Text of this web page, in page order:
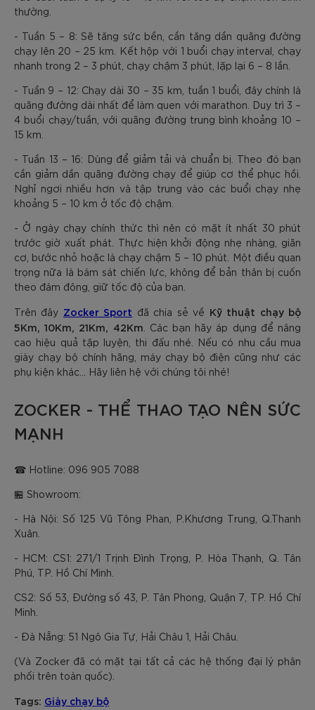
thường.
- Tuần 5 – 8: Sẽ tăng sức bền, cần tăng dần quãng đường
chạy lên 20 – 25 km. Kết hộp với 1 buổi chạy interval, chạy
nhanh trong 2 – 3 phút, chạy chậm 3 phút, lặp lại 6 – 8 lần.
- Tuần 9 – 12: Chạy dài 30 – 35 km, tuần 1 buổi, đây chính là
quãng đường dài nhất để làm quen với marathon. Duy trì 3 –
4 buổi chạy/tuần, với quãng đường trung bình khoảng 10 –
15 km.
- Tuần 13 – 16: Dùng để giảm tải và chuẩn bị. Theo đó bạn
cần giảm dần quãng đường chạy để giúp cơ thể phục hồi.
Nghỉ ngơi nhiều hơn và tập trung vào các buổi chạy nhẹ
khoảng 5 – 10 km ở tốc độ chậm.
- Ở ngày chạy chính thức thì nên có mặt ít nhất 30 phút
trước giờ xuất phát. Thực hiện khởi động nhẹ nhàng, giãn
cơ, bước nhỏ hoặc là chạy chậm 5 – 10 phút. Một điều quan
trọng nữa là bám sát chiến lực, không để bản thân bị cuốn
theo đám đông, giữ tốc độ của bạn.
Trên đây Zocker Sport đã chia sẻ về Kỹ thuật chạy bộ
5Km, 10Km, 21Km, 42Km . Các bạn hãy áp dụng để nâng
cao hiệu quả tập luyện, thi đấu nhé. Nếu có nhu cầu mua
giày chạy bộ chính hãng, máy chạy bộ điện cũng như các
phụ kiện khác… Hãy liên hệ với chúng tôi nhé!
ZOCKER - THỂ THAO TẠO NÊN SỨC
MẠNH
☎ Hotline: 096 905 7088
🏪 Showroom:
- Hà Nội: Số 125 Vũ Tông Phan, P.Khương Trung, Q.Thanh
Xuân.
- HCM: CS1: 271/1 Trịnh Đình Trọng, P. Hòa Thạnh, Q. Tân
Phú, TP. Hồ Chí Minh.
CS2: Số 53, Đường số 43, P. Tân Phong, Quận 7, TP. Hồ Chí
Minh.
- Đà Nẵng: 51 Ngô Gia Tự, Hải Châu 1, Hải Châu.
(Và Zocker đã có mặt tại tất cả các hệ thống đại lý phân
phối trên toàn quốc).
Tags: Giày chạy bộ